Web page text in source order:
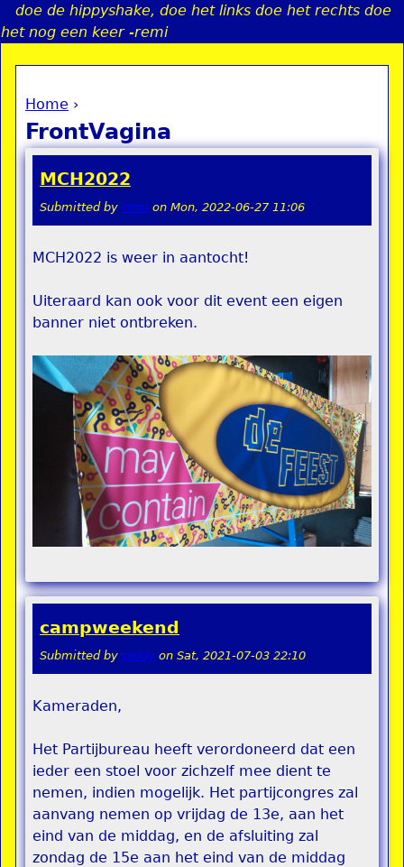
Jump to navigation
doe de hippyshake, doe het links doe het rechts doe
het nog een keer -remi
You are here
Home ›
FrontVagina
MCH2022
Submitted by remi on Mon, 2022-06-27 11:06
MCH2022 is weer in aantocht!
Uiteraard kan ook voor dit event een eigen
banner niet ontbreken.
campweekend
Submitted by teddy on Sat, 2021-07-03 22:10
Kameraden,
Het Partijbureau heeft verordoneerd dat een
ieder een stoel voor zichzelf mee dient te
nemen, indien mogelijk. Het partijcongres zal
aanvang nemen op vrijdag de 13e, aan het
eind van de middag, en de afsluiting zal
zondag de 15e aan het eind van de middag